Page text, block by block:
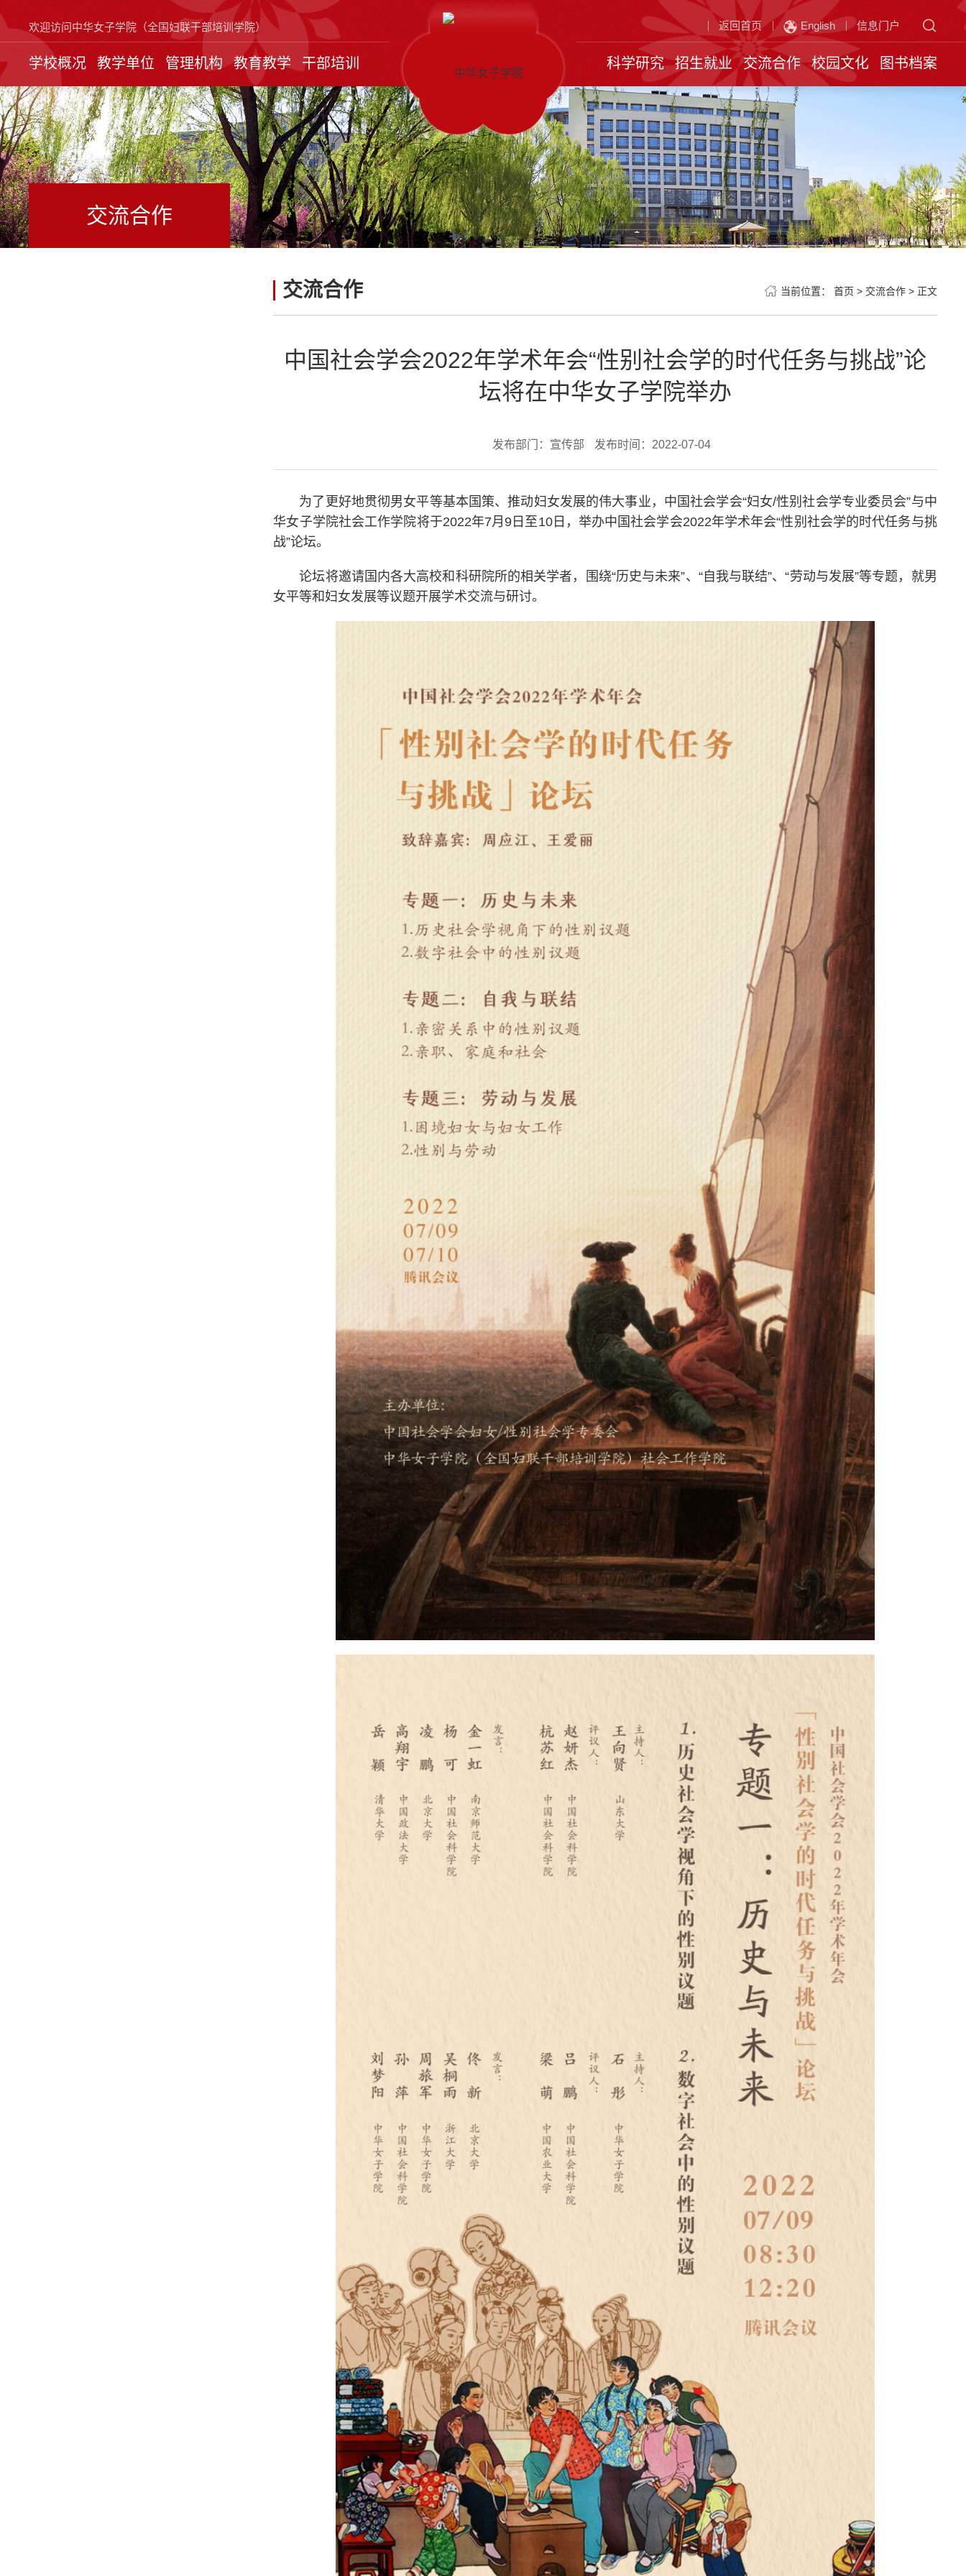
欢迎访问中华女子学院（全国妇联干部培训学院） 返回首页 English 信息门户
学校概况 教学单位 管理机构 教育教学 干部培训 科学研究 招生就业 交流合作 校园文化 图书档案
交流合作
交流合作 当前位置： 首页 > 交流合作> 正文
中国社会学会2022年学术年会“性别社会学的时代任务与挑战”论
坛将在中华女子学院举办
发布部门：宣传部 发布时间：2022-07-04
为了更好地贯彻男女平等基本国策、推动妇女发展的伟大事业，中国社会学会“妇女/性别社会学专业委员会”与中
华女子学院社会工作学院将于2022年7月9日至10日，举办中国社会学会2022年学术年会“性别社会学的时代任务与挑
战”论坛。
论坛将邀请国内各大高校和科研院所的相关学者，围绕“历史与未来”、“自我与联结”、“劳动与发展”等专题，就男
女平等和妇女发展等议题开展学术交流与研讨。